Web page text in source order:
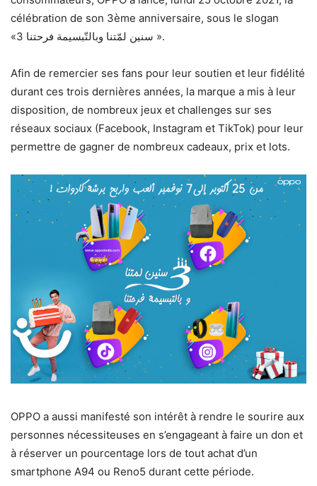
célébration de son 3ème anniversaire, sous le slogan
«سنين لمّتنا وبالتّبسيمة فرحتنا 3 ».
Afin de remercier ses fans pour leur soutien et leur fidélité
durant ces trois dernières années, la marque a mis à leur
disposition, de nombreux jeux et challenges sur ses
réseaux sociaux (Facebook, Instagram et TikTok) pour leur
permettre de gagner de nombreux cadeaux, prix et lots.
OPPO a aussi manifesté son intérêt à rendre le sourire aux
personnes nécessiteuses en s’engageant à faire un don et
à réserver un pourcentage lors de tout achat d’un
smartphone A94 ou Reno5 durant cette période.